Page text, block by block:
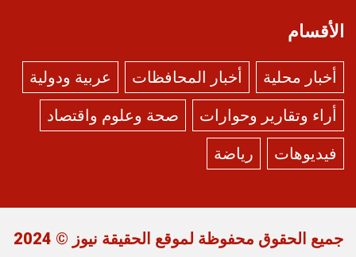
الأقسام
أخبار محلية أخبار المحافظات
عربية ودولية
أراء وتقارير وحوارات
صحة وعلوم واقتصاد
فيديوهات
رياضة
جميع الحقوق محفوظة لموقع الحقيقة نيوز © 2024